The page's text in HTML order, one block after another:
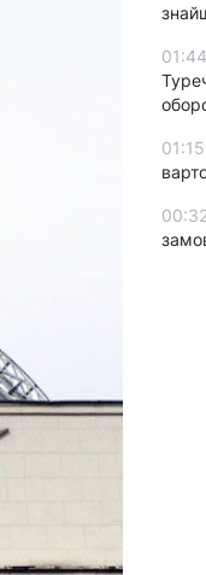
01:44
01:15
00:32